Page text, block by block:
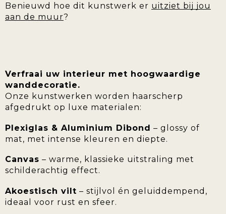
Benieuwd hoe dit kunstwerk er uitziet bij jou
aan de muur?
Verfraai uw interieur met hoogwaardige
wanddecoratie.
Onze kunstwerken worden haarscherp
afgedrukt op luxe materialen:
Plexiglas & Aluminium Dibond – glossy of
mat, met intense kleuren en diepte.
Canvas – warme, klassieke uitstraling met
schilderachtig effect.
Akoestisch vilt – stijlvol én geluiddempend,
ideaal voor rust en sfeer.